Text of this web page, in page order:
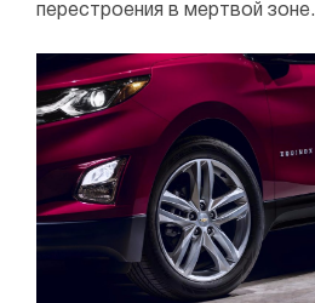
перестроения в мертвой зоне.